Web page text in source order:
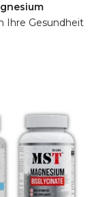
Ihre Gesundheit